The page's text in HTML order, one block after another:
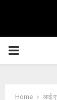
PRIMARY
Home आई